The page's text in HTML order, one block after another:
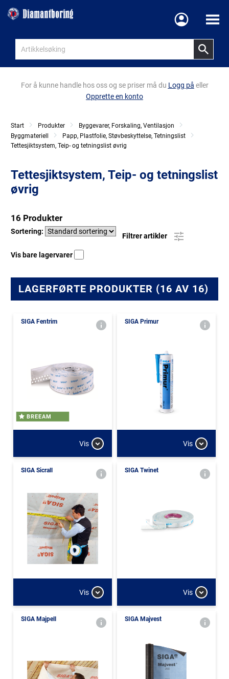
Meny
For å kunne handle hos oss og se priser må du Logg på eller
Opprette en konto
Start Produkter
Byggevarer, Forskaling, Ventilasjon
Byggmateriell
Papp, Plastfolie, Støvbeskyttelse, Tetningslist
Tettesjiktsystem, Teip- og tetningslist øvrig
Tettesjiktsystem, Teip- og tetningslist
øvrig
16 Produkter
Sortering:
Filtrer artikler
Vis bare lagervarer
LAGERFØRTE PRODUKTER (16 AV 16)
SIGA Fentrim
BREEAM
Vis
SIGA Primur
Vis
SIGA Sicrall
Vis
SIGA Twinet
Vis
SIGA Majpell SIGA Majvest